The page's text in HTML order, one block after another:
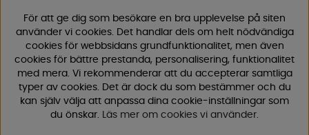
KUNDTJÄNST
0171-105570
Telefontid vardagar 10:30-15:00
Telefon stängd mellan 12:00-13:00
Skicka e-post
För att ge dig som besökare en bra upplevelse på siten
använder vi cookies. Det handlar dels om helt nödvändiga
cookies för webbsidans grundfunktionalitet, men även
cookies för bättre prestanda, personalisering, funktionalitet
med mera. Vi rekommenderar att du accepterar samtliga
typer av cookies. Det är dock du som bestämmer och du
kan själv välja att anpassa dina cookie-inställningar som
du önskar. Läs mer om cookies vi använder.